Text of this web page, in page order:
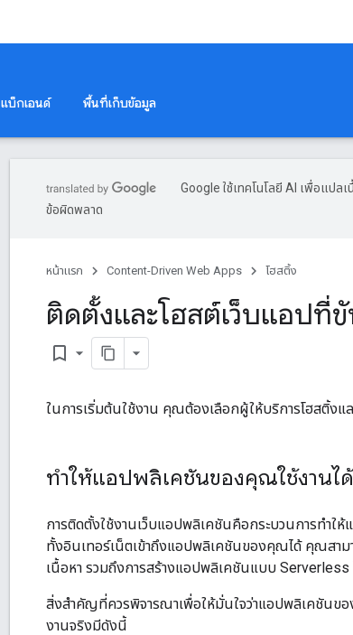
แบ็กเอนด์ พื้นที่เก็บข้อมูล
Google ใช้เทคโนโลยี AI เพื่อแปล
ข้อผิดพลาด
หน้าแรก Content-Driven Web Apps โฮสติ้ง
ติดตั้งและโฮสต์เว็บแอปที่
bookmark_border
ในการเริ่มต้นใช้งาน คุณต้องเลือกผู้ให้บริการโฮสติ้งแ
ทำให้แอปพลิเคชันของคุณใช้งานได้
การติดตั้งใช้งานเว็บแอปพลิเคชันคือกระบวนการทําให้
ทั้งอินเทอร์เน็ตเข้าถึงแอปพลิเคชันของคุณได้ คุณสาม
เนื้อหา รวมถึงการสร้างแอปพลิเคชันแบบ
สิ่งสำคัญที่ควรพิจารณาเพื่อให้มั่นใจว่าแอปพลิเคชันข
งานจริงมีดังนี้